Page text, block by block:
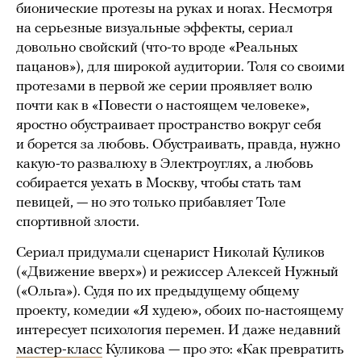
бионические протезы на руках и ногах. Несмотря
на серьезные визуальные эффекты, сериал
довольно свойский (что-то вроде «Реальных
пацанов»), для широкой аудитории. Толя со своими
протезами в первой же серии проявляет волю
почти как в «Повести о настоящем человеке»,
яростно обустраивает пространство вокруг себя
и борется за любовь. Обустраивать, правда, нужно
какую-то развалюху в Электроуглях, а любовь
собирается уехать в Москву, чтобы стать там
певицей, — но это только прибавляет Толе
спортивной злости.
Сериал придумали сценарист Николай Куликов
(«Движение вверх») и режиссер Алексей Нужный
(«Ольга»). Судя по их предыдущему общему
проекту, комедии «Я худею», обоих по-настоящему
интересует психология перемен. И даже недавний
мастер-класс Куликова — про это: «Как превратить